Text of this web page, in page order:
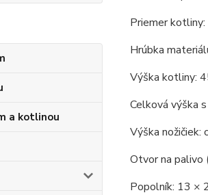
a kotlinou
Priemer kotliny:
Hrúbka
Výška kotliny:
Celková výška
Výška nožičiek:
Otvor na palivo
Popolník: 13 ×